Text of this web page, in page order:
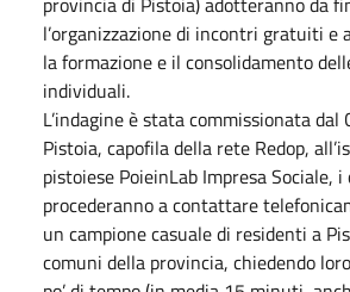
l’organizzazione di incontri gratuiti
la formazione e il consolidamento
individuali.
L’indagine è stata commissionata dal
Pistoia, capofila della rete Redop,
pistoiese PoieinLab Impresa Sociale,
procederanno a contattare
un campione casuale di residenti a
comuni della provincia, chiedendo